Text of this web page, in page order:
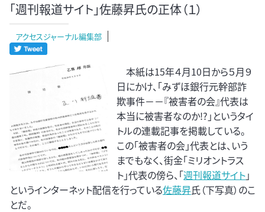
「週刊報道サイト」佐藤昇氏の正体（１）
アクセスジャーナル編集部
本紙は15年４月10日から５月９
日にかけ、「みずほ銀行元幹部詐
欺事件－－『被害者の会』代表は
本当に被害者なのか!?」というタイ
トルの連載記事を掲載している。
この「被害者の会」代表とは、いう
までもなく、街金「ミリオントラス
ト」代表の傍ら、「週刊報道サイト」
というインターネット配信を行っている佐藤昇氏（下写真）のこ
とだ。